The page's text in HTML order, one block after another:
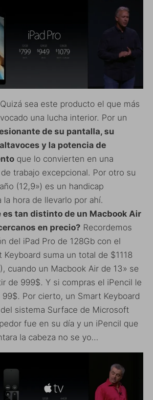
sea este producto el que más
una lucha interior. Por un
de su pantalla, su
y la potencia de
que lo convierten en una
trabajo excepcional. Por otro su
(12,9») es un handicap
la hora de llevarlo por ahí.
es tan distinto de un Macbook Air
en precio? Recordemos
del iPad Pro de 128Gb con el
Keyboard suma un total de $1118
cuando un Macbook Air de 13» se
de 999$. Y si compras el iPencil le
Por cierto, un Smart Keyboard
sistema Surface de Microsoft
fue en su día y un iPencil que
la cabeza no se yo…